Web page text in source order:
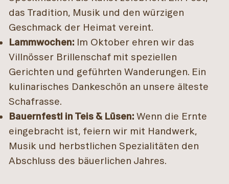
das Tradition, Musik und den würzigen
Geschmack der Heimat vereint.
Lammwochen: Im Oktober ehren wir das
Villnösser Brillenschaf mit speziellen
Gerichten und geführten Wanderungen. Ein
kulinarisches Dankeschön an unsere älteste
Schafrasse.
Bauernfestl in Teis & Lüsen: Wenn die Ernte
eingebracht ist, feiern wir mit Handwerk,
Musik und herbstlichen Spezialitäten den
Abschluss des bäuerlichen Jahres.